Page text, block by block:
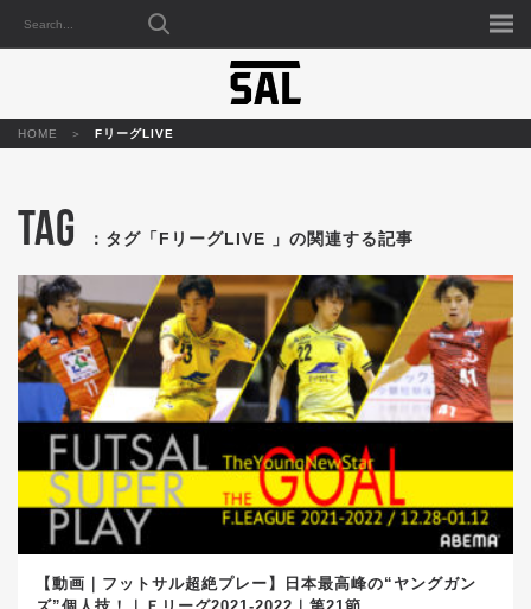
HOME FリーグLIVE
TAG ：タグ「FリーグLIVE 」の関連する記事
【動画｜フットサル超絶プレー】日本最高峰の“ヤングガン